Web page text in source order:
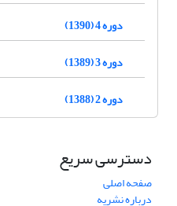
دوره 4 (1390)
دوره 3 (1389)
دوره 2 (1388)
دسترسی سریع
صفحه اصلی
درباره نشریه